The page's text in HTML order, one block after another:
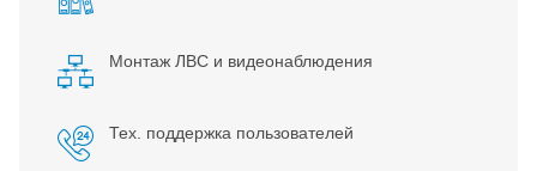
Монтаж ЛВС и видеонаблюдения
Тех. поддержка пользователей